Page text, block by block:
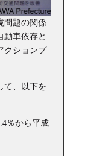
問題の関係
動車依存と
クションプ
て、以下を
％から平成